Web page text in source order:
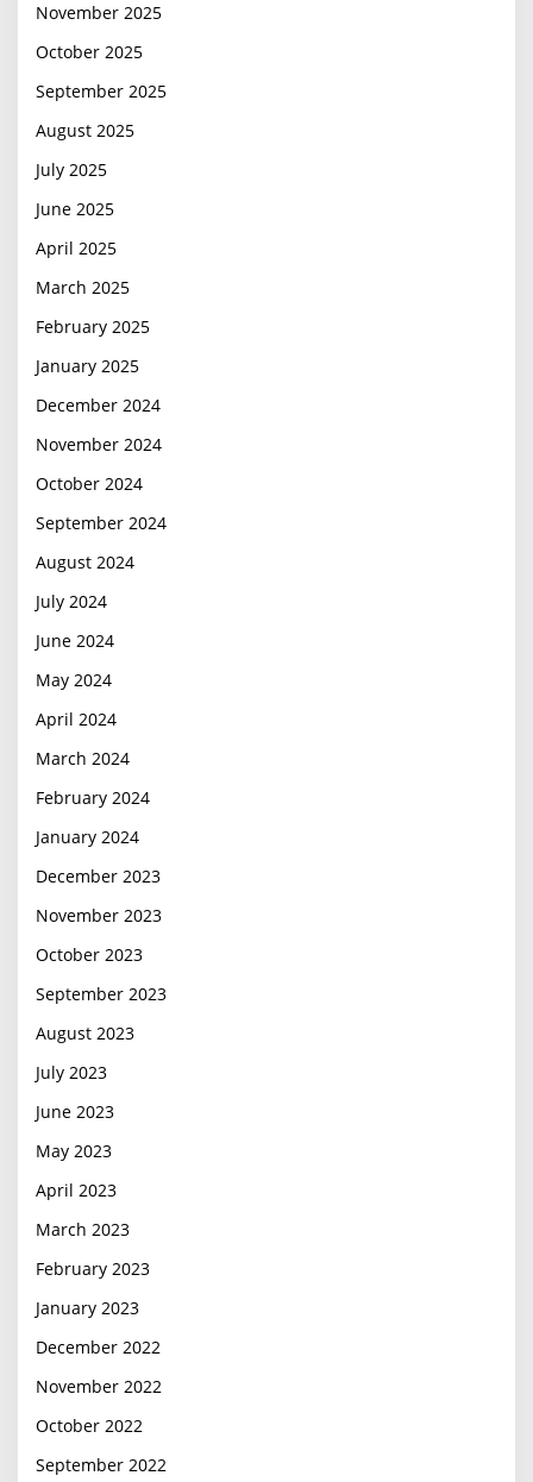
November 2025
October 2025
September 2025
August 2025
July 2025
June 2025
April 2025
March 2025
February 2025
January 2025
December 2024
November 2024
October 2024
September 2024
August 2024
July 2024
June 2024
May 2024
April 2024
March 2024
February 2024
January 2024
December 2023
November 2023
October 2023
September 2023
August 2023
July 2023
June 2023
May 2023
April 2023
March 2023
February 2023
January 2023
December 2022
November 2022
October 2022
September 2022